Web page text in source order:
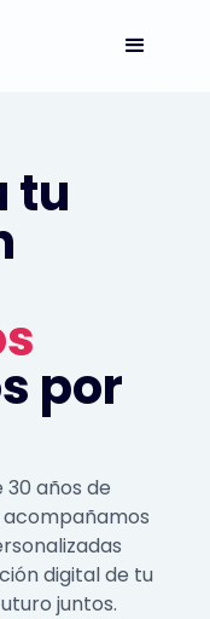
tu
por
30 años de
digital de tu
juntos.